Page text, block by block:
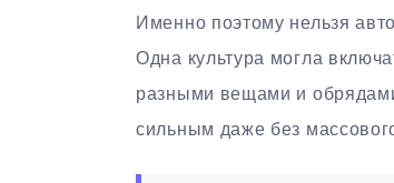
Именно поэтому нельзя
Одна культура могла
разными вещами и
сильным даже без